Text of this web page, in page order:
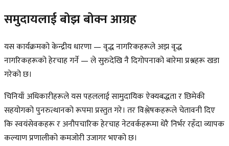
समुदायलाई बोझ बोक्न आग्रह
यस कार्यक्रमको केन्द्रीय धारणा — वृद्ध नागरिकहरूले अझ वृद्ध
नागरिकहरूको हेरचाह गर्ने — ले सुरुदेखि नै दिगोपनाको बारेमा प्रश्नहरू खडा
गरेको छ।
चिनियाँ अधिकारीहरूले यस पहललाई सामुदायिक ऐक्यबद्धता र छिमेकी
सहयोगको पुनरुत्थानको रूपमा प्रस्तुत गरे। तर विश्लेषकहरूले चेतावनी दिए
कि स्वयंसेवकहरू र अनौपचारिक हेरचाह नेटवर्कहरूमा धेरै निर्भर रहँदा व्यापक
कल्याण प्रणालीको कमजोरी उजागर भएको छ।